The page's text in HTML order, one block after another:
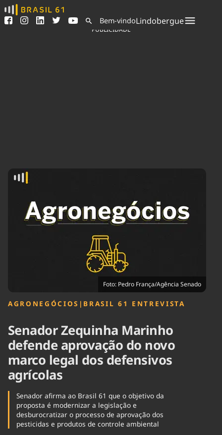
Ver todas as notícias
Podcasts
Indicadores
Agronegócios
Brasil Mineral
Ciência &
Tecnologia
Economia
Educação
Infraestrutura
Internacional
Política
Saúde
Tempo
Bem-vindoLindobergue
PUBLICIDADE
Foto: Pedro França/Agência Senado
AGRONEGÓCIOS | BRASIL 61 ENTREVISTA
Senador Zequinha Marinho
defende aprovação do novo
marco legal dos defensivos
agrícolas
Senador afirma ao Brasil 61 que o objetivo da
proposta é modernizar a legislação e
desburocratizar o processo de aprovação dos
pesticidas e produtos de controle ambiental